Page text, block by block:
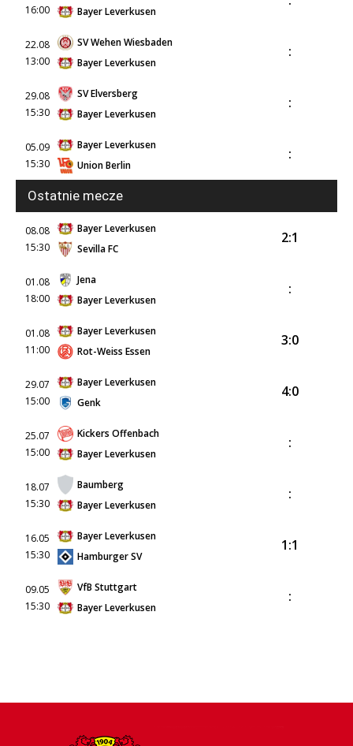
16:00
Bayer Leverkusen
22.08
13:00
SV Wehen Wiesbaden
Bayer Leverkusen
:
29.08
15:30
SV Elversberg
Bayer Leverkusen
:
05.09
15:30
Bayer Leverkusen
Union Berlin
:
Ostatnie mecze
08.08
15:30
Bayer Leverkusen
Sevilla FC
2:1
01.08
18:00
Jena
Bayer Leverkusen
:
01.08
11:00
Bayer Leverkusen
Rot-Weiss Essen
3:0
29.07
15:00
Bayer Leverkusen
Genk
4:0
25.07
15:00
Kickers Offenbach
Bayer Leverkusen
:
18.07
15:30
Baumberg
Bayer Leverkusen
:
16.05
15:30
Bayer Leverkusen
Hamburger SV
1:1
09.05
15:30
VfB Stuttgart
Bayer Leverkusen
: